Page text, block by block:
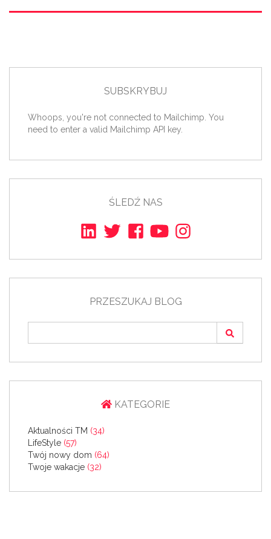
SUBSKRYBUJ
Whoops, you're not connected to Mailchimp. You
need to enter a valid Mailchimp API key.
ŚLEDŹ NAS
PRZESZUKAJ BLOG
KATEGORIE
Aktualności TM (34)
LifeStyle (57)
Twój nowy dom (64)
Twoje wakacje (32)